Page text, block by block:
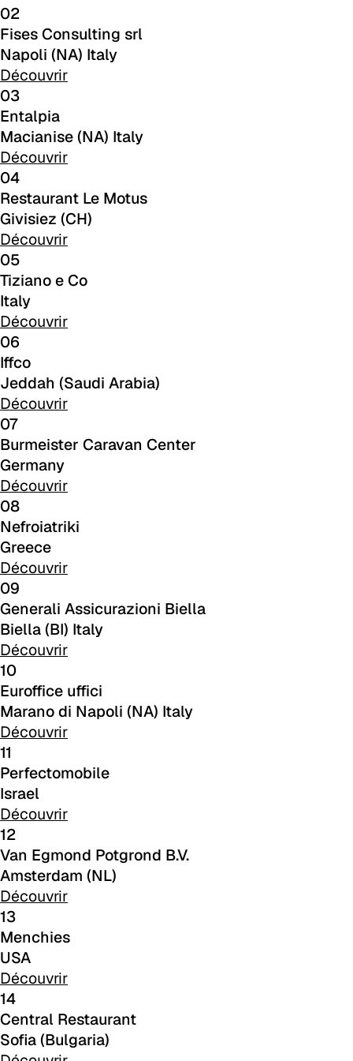
A 39F
A 36F
A 26F
A 34F
A 38F
A 27F
3D Fabric (Cat. A - Tissu polyester)
A 3BE
A 3GR
A 3BL
A 3NE
Skill/Secret (Cat. C - Similicuir)
C 40F
C 41F
C 42F
C 46F
C 50F
C 48F
C 47F
C 43F
C 51F
C 53F
C 45F
C 49F
C 52F
Cura (Cat. C - Tissu)
C 31C
C 30C
C 39C
C 32C
02
Fises Consulting srl
Napoli (NA) Italy
Découvrir
03
Entalpia
Macianise (NA) Italy
Découvrir
04
Restaurant Le Motus
Givisiez (CH)
Découvrir
05
Tiziano e Co
Italy
Découvrir
06
Iffco
Jeddah (Saudi Arabia)
Découvrir
07
Burmeister Caravan Center
Germany
Découvrir
08
Nefroiatriki
Greece
Découvrir
09
Generali Assicurazioni Biella
Biella (BI) Italy
Découvrir
10
Euroffice uffici
Marano di Napoli (NA) Italy
Découvrir
11
Perfectomobile
Israel
Découvrir
12
Van Egmond Potgrond B.V.
Amsterdam (NL)
Découvrir
13
Menchies
USA
Découvrir
14
Central Restaurant
Sofia (Bulgaria)